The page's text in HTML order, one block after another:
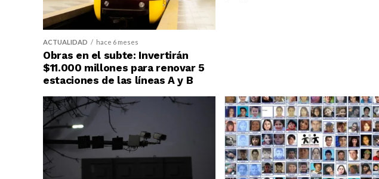
ACTUALIDAD hace 6 meses
Obras en el subte: Invertirán
$11.000 millones para renovar 5
estaciones de las líneas A y B